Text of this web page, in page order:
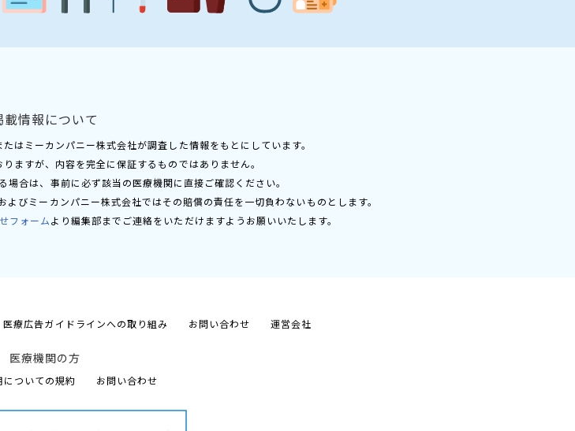
載情報について
はミーカンパニー株式会社が調査した情報をもとにしています。
ますが、内容を完全に保証するものではありません。
合は、事前に必ず該当の医療機関に直接ご確認ください。
びミーカンパニー株式会社ではその賠償の責任を一切負わないものとします。
フォームより編集部までご連絡をいただけますようお願いいたします。
医療広告ガイドラインへの取り組み お問い合わせ 運営会社
医療機関の方
ついての規約 お問い合わせ